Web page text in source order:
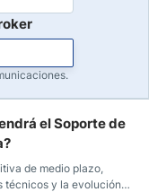
el Soporte de
de medio plazo,
técnicos y la evolución